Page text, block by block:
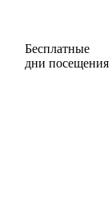
Бесплатные
дни посещения